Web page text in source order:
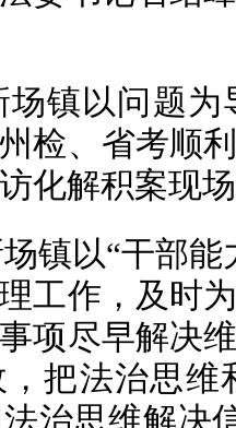
场镇以问题
检、省考顺
化解积案现
镇以“干部
工作，及时
项尽早解决
把法治思
治思维解决